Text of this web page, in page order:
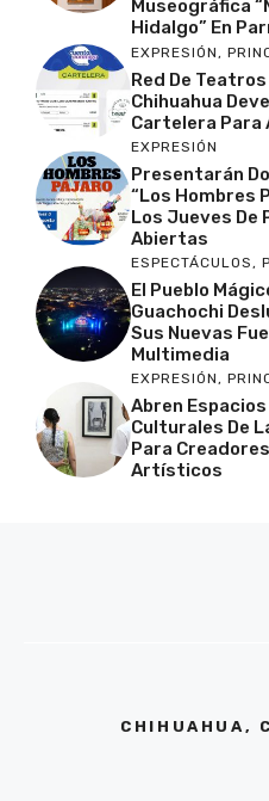
Museográfica
Hidalgo” En
EXPRESIÓN,
Red De Teatros
Chihuahua
Cartelera Para
EXPRESIÓN
Presentarán
“Los Hombres
Los Jueves De
Abiertas
ESPECTÁCULOS,
El Pueblo
Guachochi
Sus Nuevas
Multimedia
EXPRESIÓN,
Abren Espacios
Culturales De
Para Creadores
Artísticos
CHIHUAHUA,